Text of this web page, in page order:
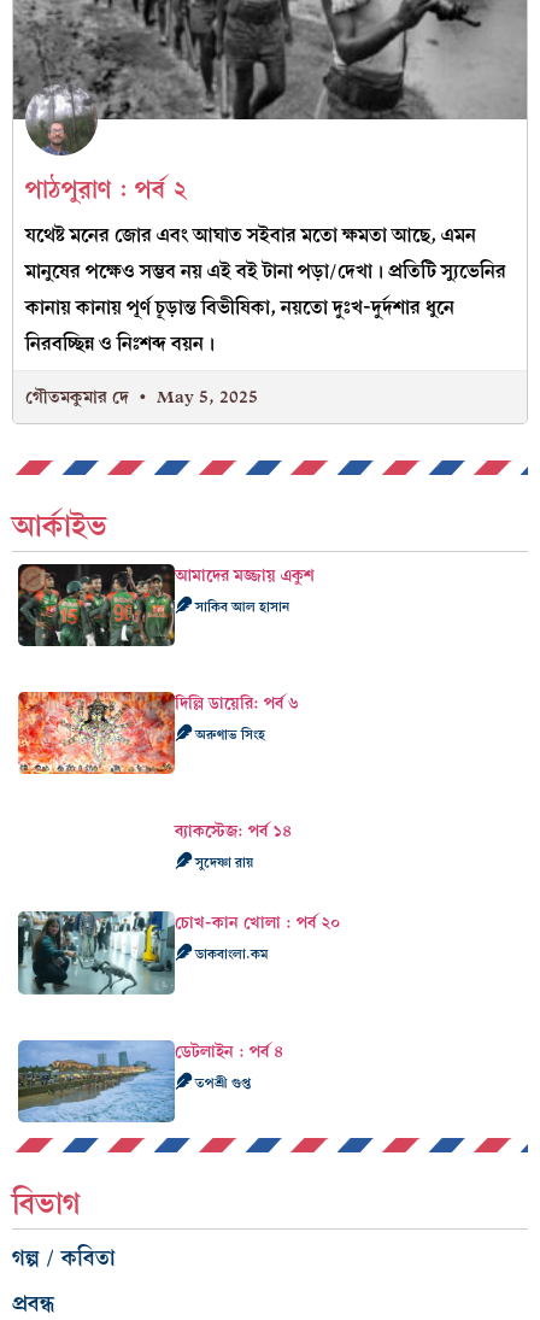
পাঠপুরাণ : পর্ব ২
যথেষ্ট মনের জোর এবং আঘাত সইবার মতো ক্ষমতা আছে, এমন
মানুষের পক্ষেও সম্ভব নয় এই বই টানা পড়া/দেখা। প্রতিটি স্যুভেনির
কানায় কানায় পূর্ণ চূড়ান্ত বিভীষিকা, নয়তো দুঃখ-দুর্দশার ধুনে
নিরবচ্ছিন্ন ও নিঃশব্দ বয়ন।
গৌতমকুমার দে May 5, 2025
আর্কাইভ
আমাদের মজ্জায় একুশ
সাকিব আল হাসান
দিল্লি ডায়েরি: পর্ব ৬
অরুণাভ সিংহ
ব্যাকস্টেজ: পর্ব ১৪
সুদেষ্ণা রায়
চোখ-কান খোলা : পর্ব ২০
ডাকবাংলা.কম
ডেটলাইন : পর্ব ৪
তপশ্রী গুপ্ত
বিভাগ
গল্প / কবিতা
প্রবন্ধ